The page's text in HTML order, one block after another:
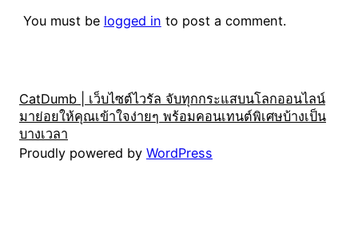
You must be logged in to post a comment.
CatDumb | เว็บไซต์ไวรัล จับทุกกระแสบนโลกออนไลน์
มาย่อยให้คุณเข้าใจง่ายๆ พร้อมคอนเทนต์พิเศษบ้างเป็น
บางเวลา
Proudly powered by WordPress